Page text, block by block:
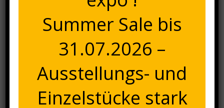
Summer Sale bis
31.07.2026 –
Ausstellungs- und
Einzelstücke stark